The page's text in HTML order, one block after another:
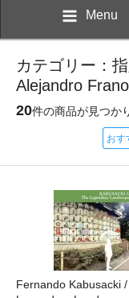
Menu
カテゴリー：
Alejandro
20件の商品が見つか
おす
Fernando Kabusacki